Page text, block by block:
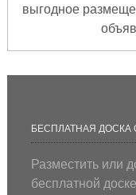
выгодное
БЕСПЛАТНАЯ
Разместить или
бесплатной